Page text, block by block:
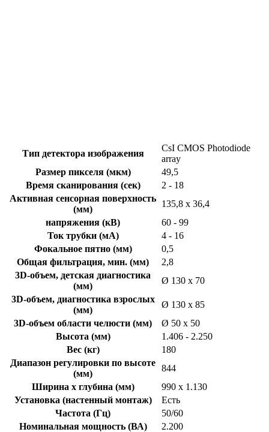
Тип детектора изображения
CsI CMOS Photodiode
array
Размер пикселя (мкм)
49,5
Время сканирования (сек)
2 - 18
Активная сенсорная поверхность
(мм)
135,8 x 36,4
напряжения (кВ)
60 - 99
Ток трубки (мА)
4 - 16
Фокальное пятно (мм)
0,5
Общая фильтрация, мин. (мм)
2,8
3D-объем, детская диагностика
(мм)
Ø 130 x 70
3D-объем, диагностика взрослых
(мм)
Ø 130 x 85
3D-объем области челюсти (мм)
Ø 50 x 50
Высота (мм)
1.406 - 2.250
Вес (кг)
180
Диапазон регулировки по высоте
(мм)
844
Ширина x глубина (мм)
990 x 1.130
Установка (настенный монтаж)
Есть
Частота (Гц)
50/60
Номинальная мощность (ВА)
2.200